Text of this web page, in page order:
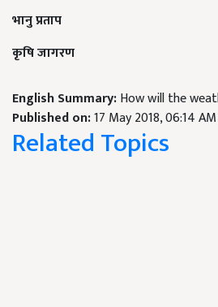
भानु प्रताप
कृषि जागरण
English Summary:How will the
Published on:17 May 2018, 06:14
Related Topics